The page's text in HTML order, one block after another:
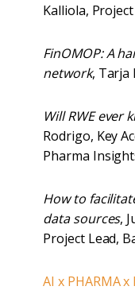
Kalliola,
FinOMOP: A
network, Tarja
Will RWE ever
Rodrigo, Key
Pharma
How to
data sources,
Project Lead,
AI x PHARMA